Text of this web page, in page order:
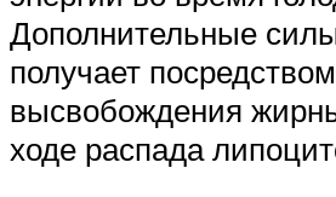
Дополнительные
получает посредством
высвобождения
ходе распада